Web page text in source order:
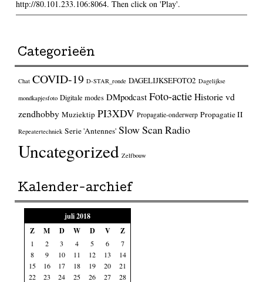
http://80.101.233.106:8064. Then click on 'Play'.
Categorieën
Chat COVID-19 D-STAR_ronde DAGELIJKSEFOTO2 Dagelijkse
mondkapjesfoto Digitale modes DMpodcast Foto-actieHistorie vd
zendhobby Muziektip PI3XDV Propagatie-onderwerp Propagatie II
Repeatertechniek Serie 'Antennes' Slow Scan Radio
Uncategorized Zelfbouw
Kalender-archief
juli 2018
Z
M D W D V Z
1 2 3 4 5 6
7
8
9 10 11 12 13
14
15
16 17 18 19 20
21
22
23 24 25 26 27
28